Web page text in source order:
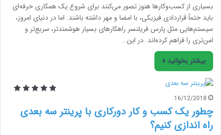
بسیاری از کسب‌وکارها هنوز تصور می‌کنند برای شروع یک همکاری حرفه‌ای
باید حتماً قراردادی فیزیکی، با امضا و مهر داشته باشند. اما در دنیای امروز،
سیستم‌هایی مثل پارس فریلنسر راهکارهای بسیار هوشمندتر، سریع‌تر و
امن‌تری را فراهم کرده‌اند. در این…
بیشتر بخوانید »
16/12/2018
چطور یک کسب و کار دورکاری با پرینتر سه بعدی
راه اندازی کنیم؟